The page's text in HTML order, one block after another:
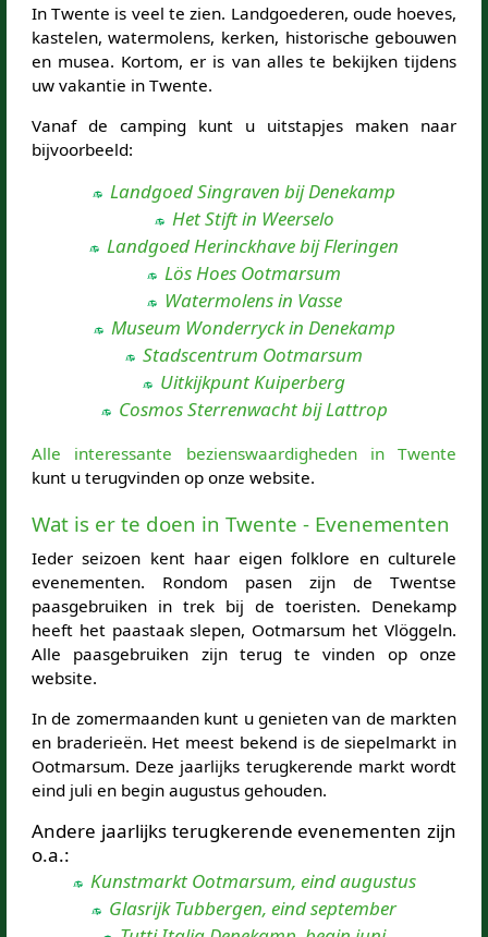
In Twente is veel te zien. Landgoederen, oude hoeves,
kastelen, watermolens, kerken, historische gebouwen
en musea. Kortom, er is van alles te bekijken tijdens
uw vakantie in Twente.
Vanaf de camping kunt u uitstapjes maken naar
bijvoorbeeld:
Landgoed Singraven bij Denekamp
Het Stift in Weerselo
Landgoed Herinckhave bij Fleringen
Lös Hoes Ootmarsum
Watermolens in Vasse
Museum Wonderryck in Denekamp
Stadscentrum Ootmarsum
Uitkijkpunt Kuiperberg
Cosmos Sterrenwacht bij Lattrop
Alle interessante bezienswaardigheden in Twente
kunt u terugvinden op onze website.
Wat is er te doen in Twente - Evenementen
Ieder seizoen kent haar eigen folklore en culturele
evenementen. Rondom pasen zijn de Twentse
paasgebruiken in trek bij de toeristen. Denekamp
heeft het paastaak slepen, Ootmarsum het Vlöggeln.
Alle paasgebruiken zijn terug te vinden op onze
website.
In de zomermaanden kunt u genieten van de markten
en braderieën. Het meest bekend is de siepelmarkt in
Ootmarsum. Deze jaarlijks terugkerende markt wordt
eind juli en begin augustus gehouden.
Andere jaarlijks terugkerende evenementen zijn
o.a.:
Kunstmarkt Ootmarsum, eind augustus
Glasrijk Tubbergen, eind september